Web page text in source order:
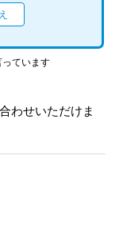
ジはあるのか
ています
わせいただけま